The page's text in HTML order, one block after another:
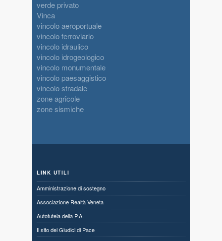
verde privato
Vinca
vincolo aeroportuale
vincolo ferroviario
vincolo idraulico
vincolo idrogeologico
vincolo monumentale
vincolo paesaggistico
vincolo stradale
zone agricole
zone sismiche
LINK UTILI
Amministrazione di sostegno
Associazione Realtà Veneta
Autotutela della P.A.
Il sito dei Giudici di Pace